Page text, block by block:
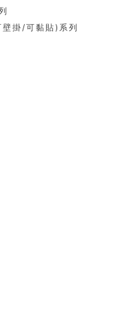
掛/可黏貼)系列